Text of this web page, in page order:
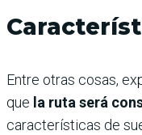
Entre otras cosas,
que la ruta será
características de